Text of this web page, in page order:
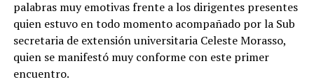
palabras muy emotivas frente a los dirigentes presentes
quien estuvo en todo momento acompañado por la Sub
secretaria de extensión universitaria Celeste Morasso,
quien se manifestó muy conforme con este primer
encuentro.